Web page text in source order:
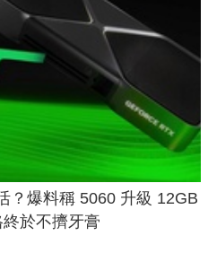
？爆料稱 5060 升級 12GB
於不擠牙膏